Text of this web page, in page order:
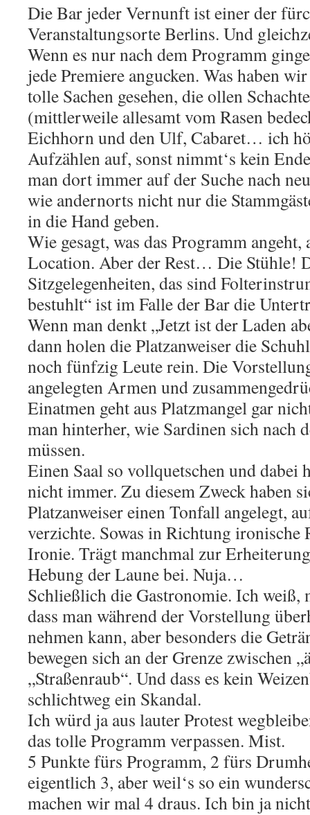
Die Bar jeder Vernunft ist einer der
Veranstaltungsorte Berlins. Und
Wenn es nur nach dem Programm
jede Premiere angucken. Was haben
tolle Sachen gesehen, die ollen
(mittlerweile allesamt vom Rasen
Eichhorn und den Ulf, Cabaret… ich
Aufzählen auf, sonst nimmt‘s kein
man dort immer auf der Suche nach
wie andernorts nicht nur die
in die Hand geben.
Wie gesagt, was das Programm
Location. Aber der Rest… Die Stühle!
Sitzgelegenheiten, das sind
bestuhlt“ ist im Falle der Bar die
Wenn man denkt „Jetzt ist der Laden
dann holen die Platzanweiser die
noch fünfzig Leute rein. Die
angelegten Armen und
Einatmen geht aus Platzmangel gar
man hinterher, wie Sardinen sich nach
müssen.
Einen Saal so vollquetschen und dabei
nicht immer. Zu diesem Zweck haben
Platzanweiser einen Tonfall angelegt,
verzichte. Sowas in Richtung ironische
Ironie. Trägt manchmal zur
Hebung der Laune bei. Nuja…
Schließlich die Gastronomie. Ich weiß,
dass man während der Vorstellung
nehmen kann, aber besonders die
bewegen sich an der Grenze zwischen
„Straßenraub“. Und dass es kein
schlichtweg ein Skandal.
Ich würd ja aus lauter Protest
das tolle Programm verpassen. Mist.
5 Punkte fürs Programm, 2 fürs
eigentlich 3, aber weil‘s so ein
machen wir mal 4 draus. Ich bin ja